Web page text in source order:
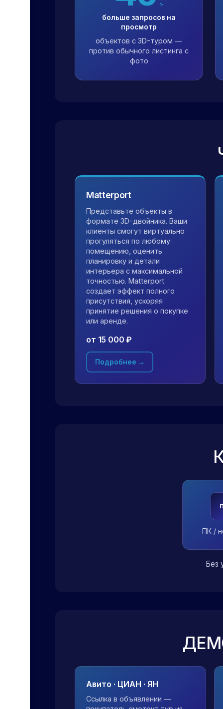
%
больше запросов на
просмотр
объектов с 3D-туром —
против обычного листинга с
фото
Matterport
Представьте объекты в
формате 3D-двойника. Ваши
клиенты смогут виртуально
прогуляться по любому
помещению, оценить
планировку и детали
интерьера с максимальной
точностью. Matterport
создает эффект полного
присутствия, ускоряя
принятие решения о покупке
или аренде.
от 15 000 ₽
Подробнее →
ПК /
Без
Авито · ЦИАН · ЯН
Ссылка в объявлении —